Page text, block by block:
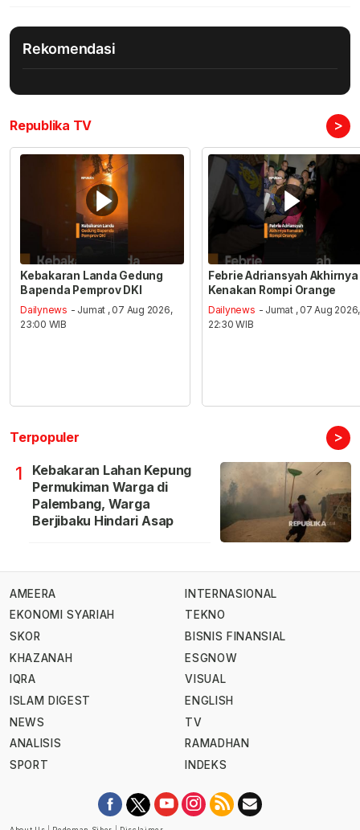
Rekomendasi
Republika TV >
Kebakaran Landa Gedung
Bapenda Pemprov DKI
Dailynews - Jumat , 07 Aug 2026,
23:00 WIB
Febrie Adriansyah Akhirnya
Kenakan Rompi Orange
Dailynews - Jumat , 07 Aug 2026,
22:30 WIB
Terpopuler >
1
Kebakaran Lahan Kepung
Permukiman Warga di
Palembang, Warga
Berjibaku Hindari Asap
AMEERA
EKONOMI SYARIAH
SKOR
KHAZANAH
IQRA
ISLAM DIGEST
NEWS
ANALISIS
SPORT
INTERNASIONAL
TEKNO
BISNIS FINANSIAL
ESGNOW
VISUAL
ENGLISH
TV
RAMADHAN
INDEKS